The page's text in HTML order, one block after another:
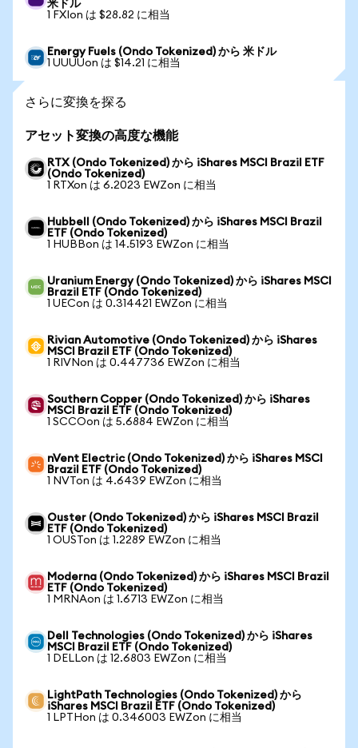
米ドル
1 FXIon は $28.82 に相当
Energy Fuels (Ondo Tokenized) から 米ドル
1 UUUUon は $14.21 に相当
さらに変換を探る
アセット変換の高度な機能
RTX (Ondo Tokenized) から iShares MSCI Brazil ETF
(Ondo Tokenized)
1 RTXon は 6.2023 EWZon に相当
Hubbell (Ondo Tokenized) から iShares MSCI Brazil
ETF (Ondo Tokenized)
1 HUBBon は 14.5193 EWZon に相当
Uranium Energy (Ondo Tokenized) から iShares MSCI
Brazil ETF (Ondo Tokenized)
1 UECon は 0.314421 EWZon に相当
Rivian Automotive (Ondo Tokenized) から iShares
MSCI Brazil ETF (Ondo Tokenized)
1 RIVNon は 0.447736 EWZon に相当
Southern Copper (Ondo Tokenized) から iShares
MSCI Brazil ETF (Ondo Tokenized)
1 SCCOon は 5.6884 EWZon に相当
nVent Electric (Ondo Tokenized) から iShares MSCI
Brazil ETF (Ondo Tokenized)
1 NVTon は 4.6439 EWZon に相当
Ouster (Ondo Tokenized) から iShares MSCI Brazil
ETF (Ondo Tokenized)
1 OUSTon は 1.2289 EWZon に相当
Moderna (Ondo Tokenized) から iShares MSCI Brazil
ETF (Ondo Tokenized)
1 MRNAon は 1.6713 EWZon に相当
Dell Technologies (Ondo Tokenized) から iShares
MSCI Brazil ETF (Ondo Tokenized)
1 DELLon は 12.6803 EWZon に相当
LightPath Technologies (Ondo Tokenized) から
iShares MSCI Brazil ETF (Ondo Tokenized)
1 LPTHon は 0.346003 EWZon に相当